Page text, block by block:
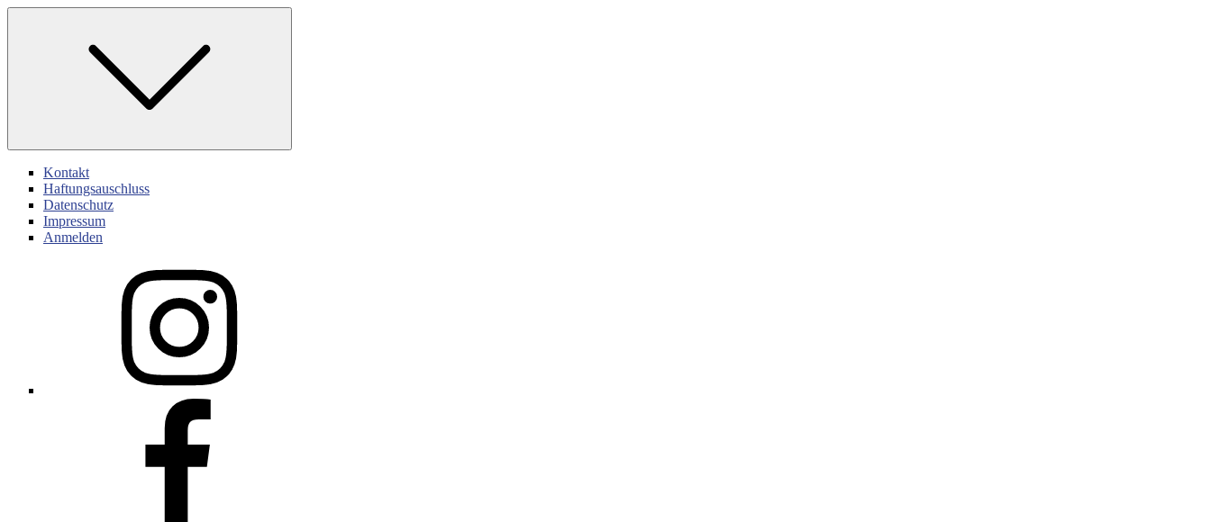
Skip
Kontakt
Haftungsauschluss
Datenschutz
Impressum
Anmelden